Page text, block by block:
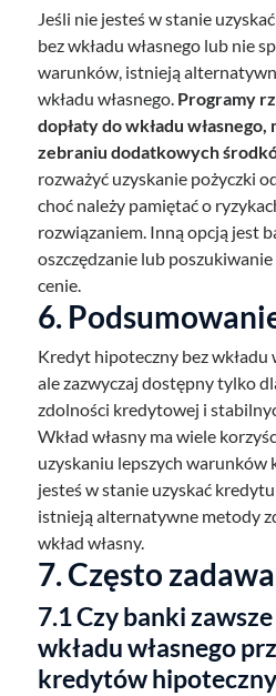
Jeśli nie jesteś w stanie
bez wkładu własnego lub nie
warunków, istnieją
wkładu własnego. Programy
dopłaty do wkładu własnego,
zebraniu dodatkowych
rozważyć uzyskanie pożyczki
choć należy pamiętać o
rozwiązaniem. Inną opcją jest
oszczędzanie lub
cenie.
6.
Kredyt hipoteczny bez wkładu
ale zazwyczaj dostępny tylko
zdolności kredytowej i
Wkład własny ma wiele
uzyskaniu lepszych warunków
jesteś w stanie uzyskać
istnieją alternatywne metody
wkład własny.
7. Często
7.1 Czy banki
wkładu własnego
kredytów